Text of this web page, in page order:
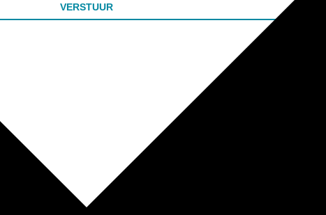
VERSTUUR